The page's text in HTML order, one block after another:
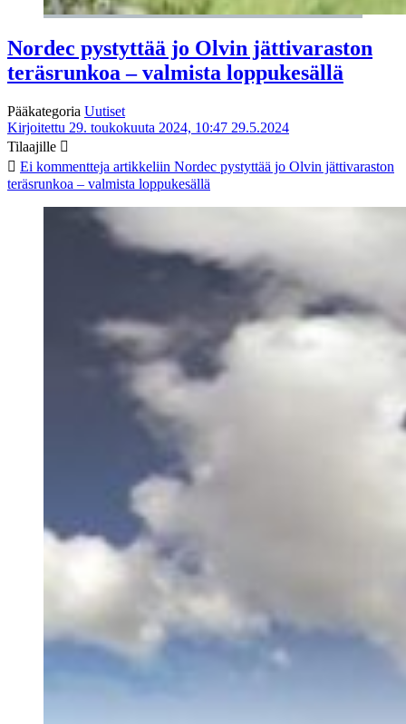
Nordec pystyttää jo Olvin jättivaraston
teräsrunkoa – valmista loppukesällä
Pääkategoria Uutiset
Kirjoitettu 29. toukokuuta 2024, 10:47 29.5.2024
Tilaajille
Ei kommentteja artikkeliin Nordec pystyttää jo Olvin jättivaraston
teräsrunkoa – valmista loppukesällä